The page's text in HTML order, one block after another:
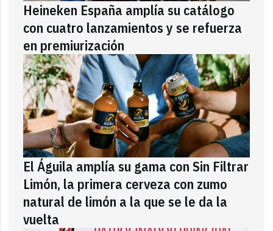
Heineken España amplía su catálogo
con cuatro lanzamientos y se refuerza
en premiurización
El Águila amplía su gama con Sin Filtrar
Limón, la primera cerveza con zumo
natural de limón a la que se le da la
vuelta